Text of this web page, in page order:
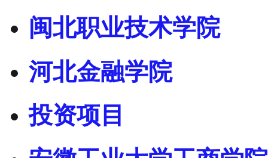
闽北职业技术学院
河北金融学院
投资项目